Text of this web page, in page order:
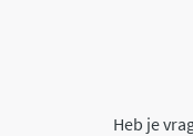
Heb je